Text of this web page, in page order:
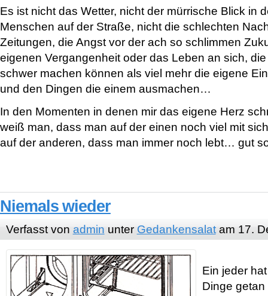
Es ist nicht das Wetter, nicht der mürrische Blick in
Menschen auf der Straße, nicht die schlechten
Zeitungen, die Angst vor der ach so schlimmen
eigenen Vergangenheit oder das Leben an sich,
schwer machen können als viel mehr die eigene
und den Dingen die einem ausmachen…
In den Momenten in denen mir das eigene Herz
weiß man, dass man auf der einen noch viel mit
auf der anderen, dass man immer noch lebt… gut
Niemals wieder
Verfasst von admin unter Gedankensalatam 17.
Ein jeder
Dinge